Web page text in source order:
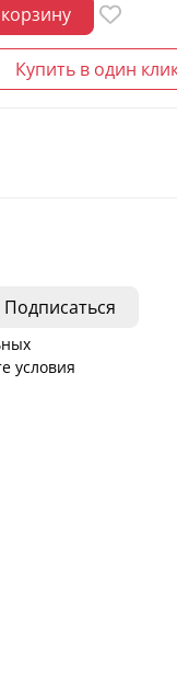
Купить в один
условия